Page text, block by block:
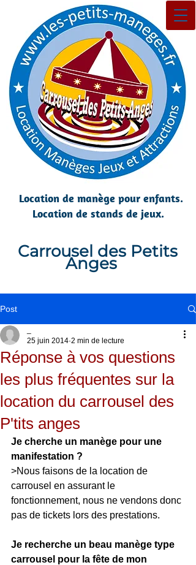
Location de manège pour enfants.
Location de stands de jeux.
Carrousel des Petits
Anges
Post
Réponse à vos questions
les plus fréquentes sur la
location du carrousel des
P'tits anges
25 juin 2014 2 min de lecture
Je cherche un manège pour une
manifestation ?
>Nous faisons de la location de
carrousel en assurant le
fonctionnement, nous ne vendons donc
pas de tickets lors des prestations.
Je recherche un beau manège type
carrousel pour la fête de mon